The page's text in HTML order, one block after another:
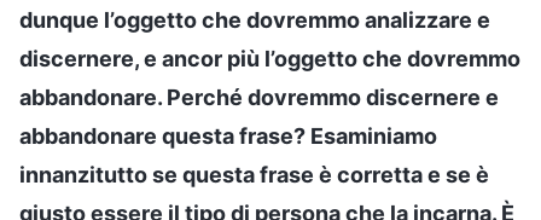
dunque l’oggetto che dovremmo analizzare e
discernere, e ancor più l’oggetto che dovremmo
abbandonare. Perché dovremmo discernere e
abbandonare questa frase? Esaminiamo
innanzitutto se questa frase è corretta e se è
giusto essere il tipo di persona che la incarna. È